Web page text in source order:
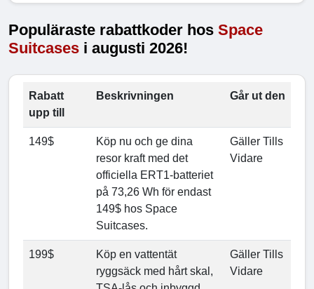
Populäraste rabattkoder hos Space
Suitcases i augusti 2026!
Rabatt
upp till
Beskrivningen Går ut den
149$
Köp nu och ge dina
resor kraft med det
officiella ERT1-batteriet
på 73,26 Wh för endast
149$ hos Space
Suitcases.
Gäller Tills
Vidare
199$
Köp en vattentät
ryggsäck med hårt skal,
Gäller Tills
Vidare